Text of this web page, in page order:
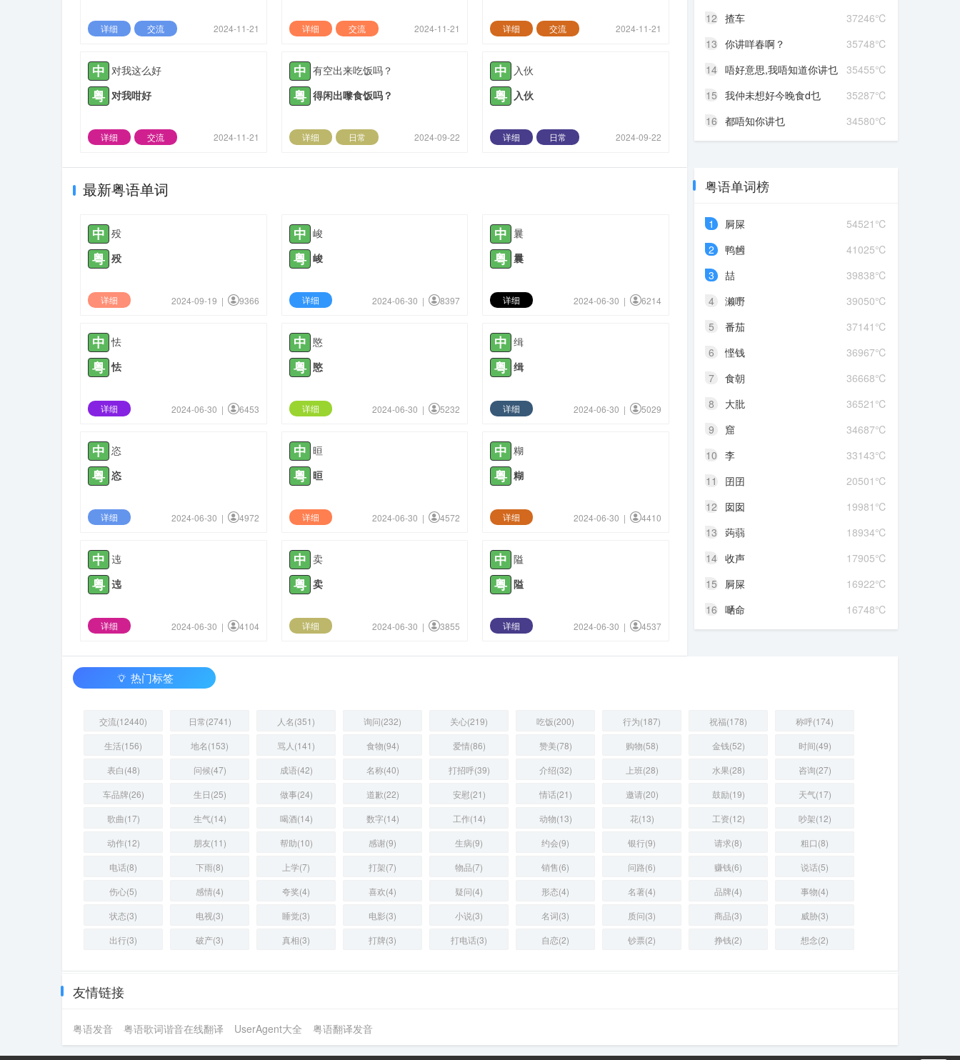
详细 交流 2024-11-21 详细 交流 2024-11-21 详细 交流 2024-11-21
中 对我这么好
粤 对我咁好
详细 交流 2024-11-21
中 有空出来吃饭吗？
粤 得闲出嚟食饭吗？
详细 日常 2024-09-22
中 入伙
粤 入伙
详细 日常 2024-09-22
37246℃
12 揸车
35748℃
13 你讲咩春啊？
35455℃
14 唔好意思,我唔知道你讲乜
35287℃
15 我仲未想好今晚食d乜
34580℃
16 都唔知你讲乜
最新粤语单词
中 殁
粤 殁
详细 2024-09-19 | 9366
中 峻
粤 峻
详细 2024-06-30 | 8397
中 曩
粤 曩
详细 2024-06-30 | 6214
中 怯
粤 怯
详细 2024-06-30 | 6453
中 愍
粤 愍
详细 2024-06-30 | 5232
中 缉
粤 缉
详细 2024-06-30 | 5029
中 恣
粤 恣
详细 2024-06-30 | 4972
中 晅
粤 晅
详细 2024-06-30 | 4572
中 糊
粤 糊
详细 2024-06-30 | 4410
中 迍
粤 迍
详细 2024-06-30 | 4104
中 卖
粤 卖
详细 2024-06-30 | 3855
中 隘
粤 隘
详细 2024-06-30 | 4537
粤语单词榜
54521℃
1
屙屎
41025℃
2
鸭乸
39838℃
3
喆
39050℃
4
濑嘢
37141℃
5
番茄
36967℃
6
悭钱
36668℃
7
食朝
36521℃
8
大肶
34687℃
9
窟
33143℃
10 李
20501℃
11
囝囝
19981℃
12 囡囡
18934℃
13 蒟蒻
17905℃
14 收声
16922℃
15 屙屎
16748℃
16 嗮命
热门标签
交流(12440) 日常(2741) 人名(351) 询问(232) 关心(219) 吃饭(200) 行为(187) 祝福(178)
称呼(174)
生活(156)
地名(153) 骂人(141) 食物(94) 爱情(86) 赞美(78) 购物(58) 金钱(52)
时间(49)
表白(48)
问候(47) 成语(42) 名称(40) 打招呼(39) 介绍(32) 上班(28) 水果(28)
咨询(27)
车品牌(26)
生日(25) 做事(24) 道歉(22) 安慰(21) 情话(21) 邀请(20) 鼓励(19)
天气(17)
歌曲(17)
生气(14) 喝酒(14) 数字(14) 工作(14) 动物(13) 花(13) 工资(12)
吵架(12)
动作(12)
朋友(11) 帮助(10) 感谢(9) 生病(9) 约会(9) 银行(9) 请求(8)
粗口(8)
电话(8)
下雨(8) 上学(7) 打架(7) 物品(7) 销售(6) 问路(6) 赚钱(6)
说话(5)
伤心(5)
感情(4) 夸奖(4) 喜欢(4) 疑问(4) 形态(4) 名著(4) 品牌(4)
事物(4)
状态(3)
电视(3) 睡觉(3) 电影(3) 小说(3) 名词(3) 质问(3) 商品(3)
威胁(3)
出行(3)
破产(3) 真相(3) 打牌(3) 打电话(3) 自恋(2) 钞票(2) 挣钱(2) 想念(2)
友情链接
粤语发音 粤语歌词谐音在线翻译 UserAgent大全 粤语翻译发音